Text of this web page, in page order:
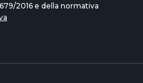
2016 e della normativa